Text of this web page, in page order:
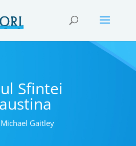
Sfintei
Gaitley